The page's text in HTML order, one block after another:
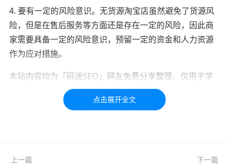
4. 要有一定的风险意识。无货源淘宝店虽然避免了货源风
险，但是在售后服务等方面还是存在一定的风险，因此商
家需要具备一定的风险意识，预留一定的资金和人力资源
作为应对措施。
本站内容均为「码迷SEO」网友免费分享整理，仅用于学
习交流，如有疑问，请联系我们48小时处理！！！！
上一篇 下一篇